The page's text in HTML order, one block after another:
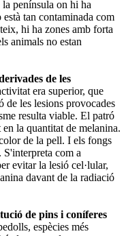
península on hi ha
tan contaminada com
hi ha zones amb forta
animals no estan
de les
era superior, que
de les lesions provocades
resulta viable. El patró
la quantitat de melanina.
de la pell. I els fongs
S'interpreta com a
evitar la lesió cel·lular,
davant de la radiació
de pins i coníferes
espècies més